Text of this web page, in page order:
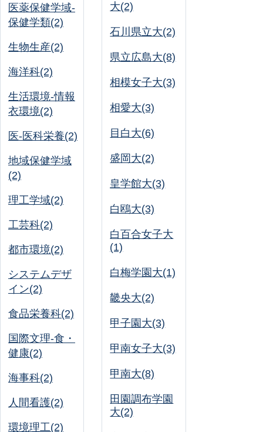
医薬保健学域-
保健学類(2)
生物生産(2)
海洋科(2)
生活環境-情報
衣環境(2)
医-医科栄養(2)
地域保健学域
(2)
理工学域(2)
工芸科(2)
都市環境(2)
システムデザ
イン(2)
食品栄養科(2)
国際文理-食・
健康(2)
海事科(2)
人間看護(2)
環境理工(2)
大(2)
石川県立大(2)
県立広島大(8)
相模女子大(3)
相愛大(3)
目白大(6)
盛岡大(2)
皇学館大(3)
白鴎大(3)
白百合女子大
(1)
白梅学園大(1)
畿央大(2)
甲子園大(3)
甲南女子大(3)
甲南大(8)
田園調布学園
大(2)